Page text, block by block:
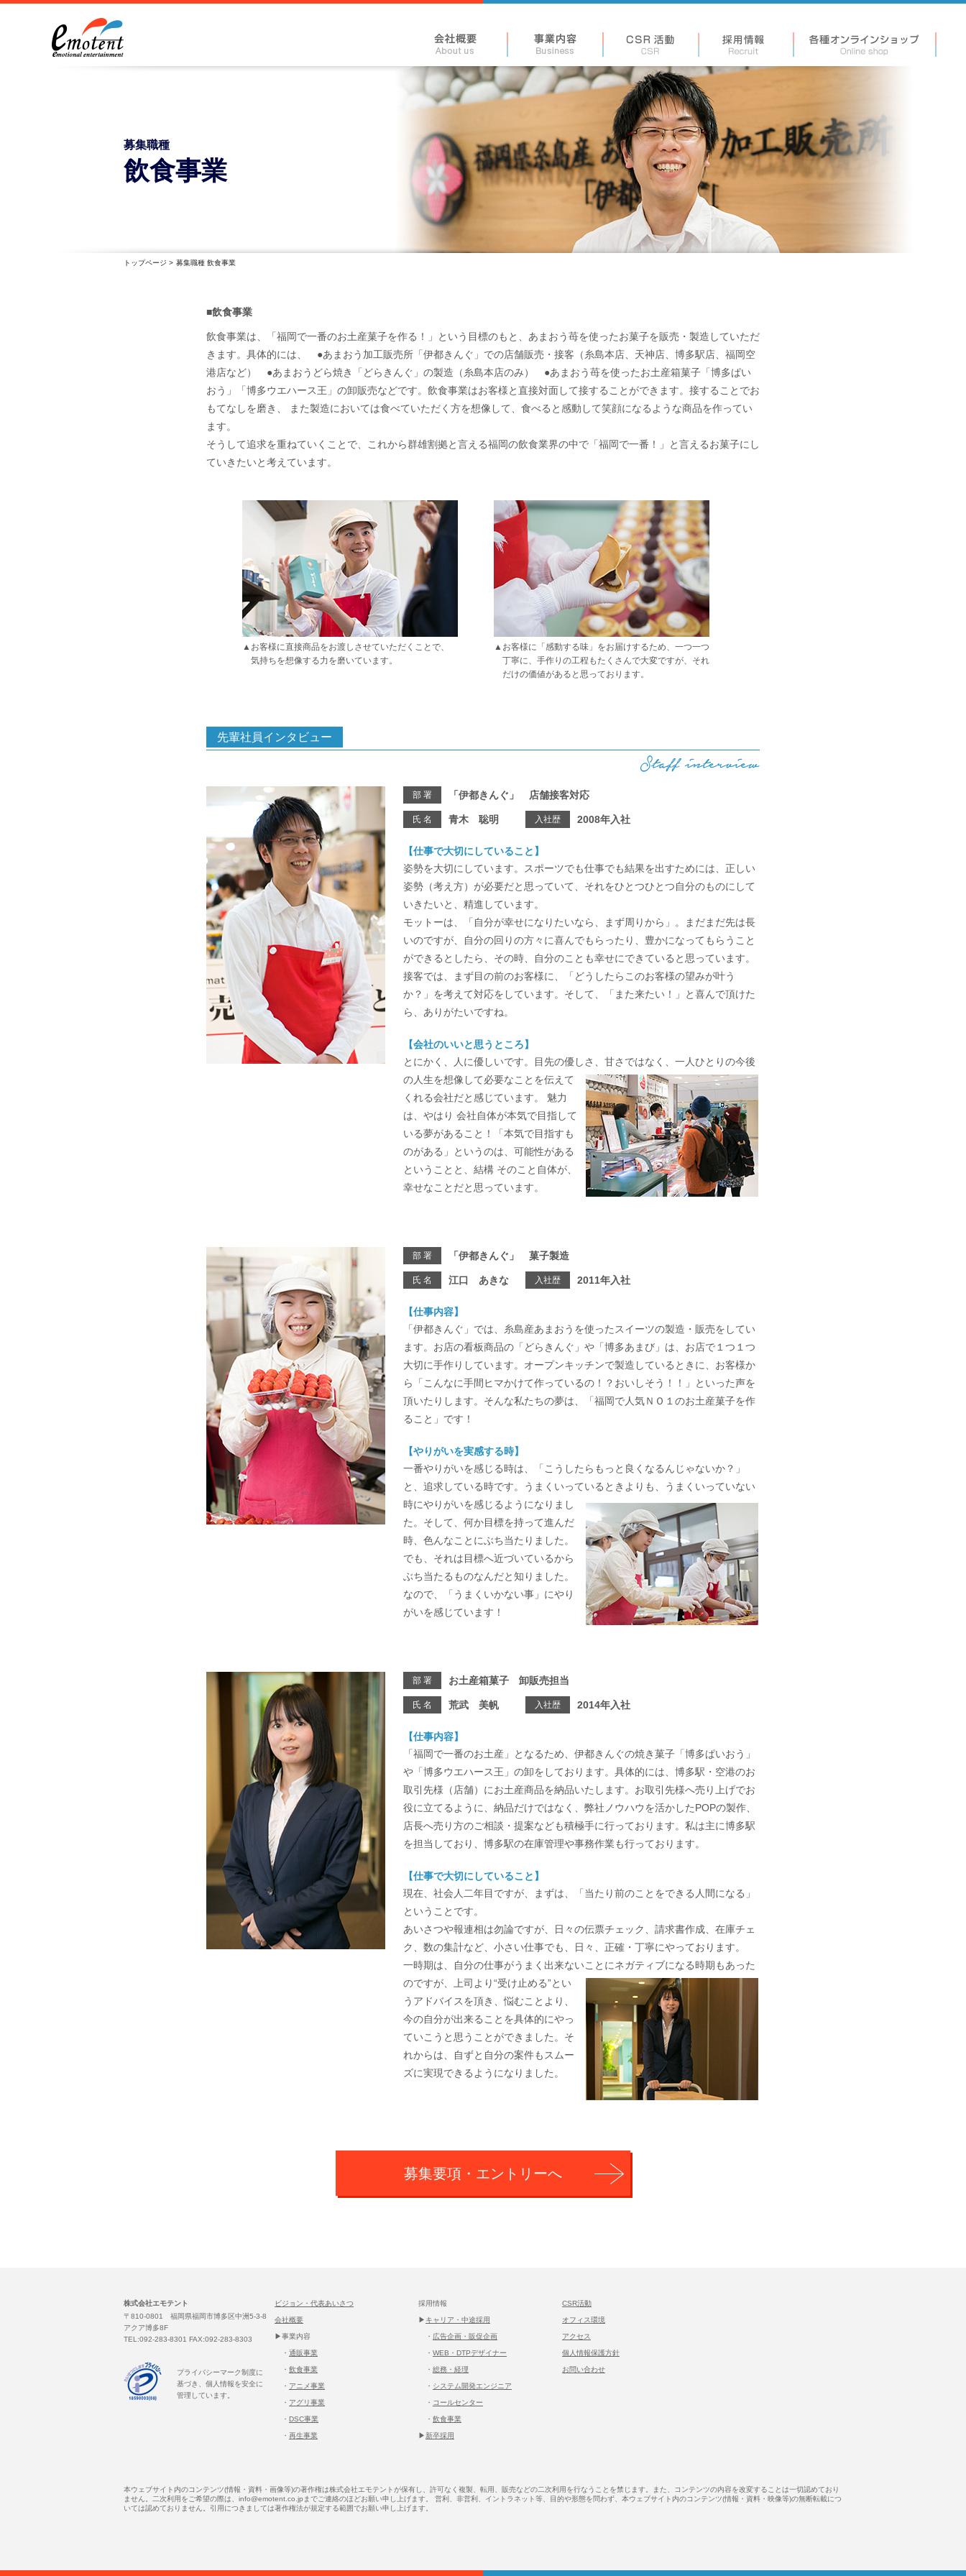
募集職種
飲食事業
トップページ > 募集職種 飲食事業
■飲食事業
飲食事業は、「福岡で一番のお土産菓子を作る！」という目標のもと、あまおう苺を使ったお菓子を販売・製造していただ
きます。具体的には、 ●あまおう加工販売所「伊都きんぐ」での店舗販売・接客（糸島本店、天神店、博多駅店、福岡空
港店など） ●あまおうどら焼き「どらきんぐ」の製造（糸島本店のみ） ●あまおう苺を使ったお土産箱菓子「博多ぱい
おう」「博多ウエハース王」の卸販売などです。飲食事業はお客様と直接対面して接することができます。接することでお
もてなしを磨き、 また製造においては食べていただく方を想像して、食べると感動して笑顔になるような商品を作ってい
ます。
そうして追求を重ねていくことで、これから群雄割拠と言える福岡の飲食業界の中で「福岡で一番！」と言えるお菓子にし
ていきたいと考えています。
▲お客様に直接商品をお渡しさせていただくことで、
気持ちを想像する力を磨いています。
▲お客様に「感動する味」をお届けするため、一つ一つ
丁寧に、手作りの工程もたくさんで大変ですが、それ
だけの価値があると思っております。
先輩社員インタビュー
部 署 「伊都きんぐ」 店舗接客対応
氏 名 青木 聡明 入社歴 2008年入社
【仕事で大切にしていること】
姿勢を大切にしています。スポーツでも仕事でも結果を出すためには、正しい
姿勢（考え方）が必要だと思っていて、それをひとつひとつ自分のものにして
いきたいと、精進しています。
モットーは、「自分が幸せになりたいなら、まず周りから」。まだまだ先は長
いのですが、自分の回りの方々に喜んでもらったり、豊かになってもらうこと
ができるとしたら、その時、自分のことも幸せにできていると思っています。
接客では、まず目の前のお客様に、「どうしたらこのお客様の望みが叶う
か？」を考えて対応をしています。そして、「また来たい！」と喜んで頂けた
ら、ありがたいですね。
【会社のいいと思うところ】
とにかく、人に優しいです。目先の優しさ、甘さではなく、一人ひとりの今後
の人生を想像して必要なことを伝えて
くれる会社だと感じています。 魅力
は、やはり 会社自体が本気で目指して
いる夢があること！「本気で目指すも
のがある」というのは、可能性がある
ということと、結構 そのこと自体が、
幸せなことだと思っています。
部 署 「伊都きんぐ」 菓子製造
氏 名 江口 あきな 入社歴 2011年入社
【仕事内容】
「伊都きんぐ」では、糸島産あまおうを使ったスイーツの製造・販売をしてい
ます。お店の看板商品の「どらきんぐ」や「博多あまび」は、お店で１つ１つ
大切に手作りしています。オープンキッチンで製造しているときに、お客様か
ら「こんなに手間ヒマかけて作っているの！？おいしそう！！」といった声を
頂いたりします。そんな私たちの夢は、「福岡で人気ＮＯ１のお土産菓子を作
ること」です！
【やりがいを実感する時】
一番やりがいを感じる時は、「こうしたらもっと良くなるんじゃないか？」
と、追求している時です。うまくいっているときよりも、うまくいっていない
時にやりがいを感じるようになりまし
た。そして、何か目標を持って進んだ
時、色んなことにぶち当たりました。
でも、それは目標へ近づいているから
ぶち当たるものなんだと知りました。
なので、「うまくいかない事」にやり
がいを感じています！
部 署 お土産箱菓子 卸販売担当
氏 名 荒武 美帆 入社歴 2014年入社
【仕事内容】
「福岡で一番のお土産」となるため、伊都きんぐの焼き菓子「博多ぱいおう」
や「博多ウエハース王」の卸をしております。具体的には、博多駅・空港のお
取引先様（店舗）にお土産商品を納品いたします。お取引先様へ売り上げでお
役に立てるように、納品だけではなく、弊社ノウハウを活かしたPOPの製作、
店長へ売り方のご相談・提案なども積極手に行っております。私は主に博多駅
を担当しており、博多駅の在庫管理や事務作業も行っております。
【仕事で大切にしていること】
現在、社会人二年目ですが、まずは、「当たり前のことをできる人間になる」
ということです。
あいさつや報連相は勿論ですが、日々の伝票チェック、請求書作成、在庫チェ
ク、数の集計など、小さい仕事でも、日々、正確・丁寧にやっております。
一時期は、自分の仕事がうまく出来ないことにネガティブになる時期もあった
のですが、上司より“受け止める”とい
うアドバイスを頂き、悩むことより、
今の自分が出来ることを具体的にやっ
ていこうと思うことができました。そ
れからは、自ずと自分の案件もスムー
ズに実現できるようになりました。
募集要項・エントリーへ
株式会社エモテント
〒810-0801 福岡県福岡市博多区中洲5-3-8
アクア博多8F
TEL:092-283-8301 FAX:092-283-8303
プライバシーマーク制度に
基づき、個人情報を安全に
管理しています。
ビジョン・代表あいさつ
会社概要
▶事業内容
・ 通販事業
・ 飲食事業
・ アニメ事業
・ アグリ事業
・ DSC事業
・ 再生事業
採用情報
▶ キャリア・中途採用
・ 広告企画・販促企画
・ WEB・DTPデザイナー
・ 総務・経理
・ システム開発エンジニア
・ コールセンター
・ 飲食事業
▶ 新卒採用
CSR活動
オフィス環境
アクセス
個人情報保護方針
お問い合わせ
本ウェブサイト内のコンテンツ(情報・資料・画像等)の著作権は株式会社エモテントが保有し、許可なく複製、転用、販売などの二次利用を行なうことを禁じます。また、コンテンツの内容を改変することは一切認めており
ません。二次利用をご希望の際は、info@emotent.co.jpまでご連絡のほどお願い申し上げます。 営利、非営利、イントラネット等、目的や形態を問わず、本ウェブサイト内のコンテンツ(情報・資料・映像等)の無断転載につ
いては認めておりません。引用につきましては著作権法が規定する範囲でお願い申し上げます。